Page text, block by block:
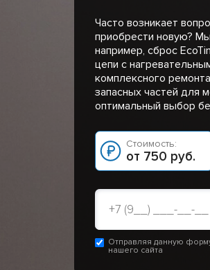
Часто возникает
приобрести новую?
например, сброс
цепи с
комплексного
запасных частей для
оптимальный выбор
Стоимость:
от 750 руб.
Отправляя данную
нашего сайта